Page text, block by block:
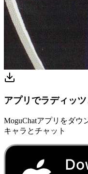
アプリでラディッ
MoguChatアプリをダ
キャラとチャット